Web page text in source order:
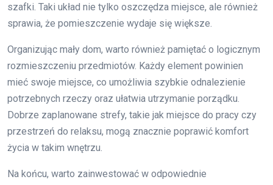
szafki. Taki układ nie tylko oszczędza miejsce, ale również
sprawia, że pomieszczenie wydaje się większe.
Organizując mały dom, warto również pamiętać o logicznym
rozmieszczeniu przedmiotów. Każdy element powinien
mieć swoje miejsce, co umożliwia szybkie odnalezienie
potrzebnych rzeczy oraz ułatwia utrzymanie porządku.
Dobrze zaplanowane strefy, takie jak miejsce do pracy czy
przestrzeń do relaksu, mogą znacznie poprawić komfort
życia w takim wnętrzu.
Na końcu, warto zainwestować w odpowiednie